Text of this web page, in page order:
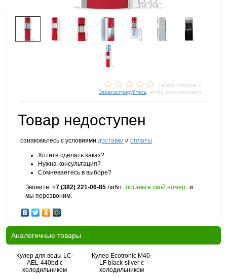
- всего голосов: 0
Зарегистрируйтесь , чтобы проголосовать
Товар недоступен
ознакомьтесь с условиями доставки и оплаты
Хотите сделать заказ?
Нужна консультация?
Сомневаетесь в выборе?
Звоните: +7 (382) 221-06-85 либо оставьте свой номер и
мы перезвоним.
Аналогичные товары
Кулер для воды LC-
AEL-440bd с
холодильником
Кулер Ecotronic M40-
LF black-silver с
холодильником